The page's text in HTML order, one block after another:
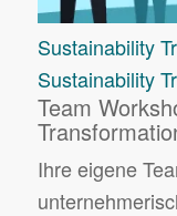
Sustainability
Sustainability
Team
Ihre eigene